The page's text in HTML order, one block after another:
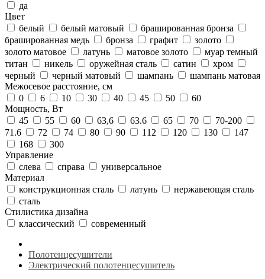
да
Цвет
белый
белый матовый
брашированная бронза
брашированная медь
бронза графит
золото
золото матовое
латунь матовое золото
муар темный
титан
никель оружейная сталь сатин
хром
черный
черный матовый шампань
шампань матовая
Межосевое расстояние, см
0
6 10 30 40 45 50
60
Мощность, Вт
45
55 60 63,6 63.6 65 70
70-200
71.6
72 74 80 90 112 120 130
147
168
300
Управление
слева
справа
универсальное
Материал
конструкционная сталь
латунь
нержавеющая сталь
сталь
Стилистика дизайна
классический
современный
Полотенцесушители
Электрический полотенцесушитель